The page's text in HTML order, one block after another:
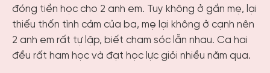
đóng tiền học cho 2 anh em. Tuy không ở gần mẹ, lại
thiếu thốn tình cảm của ba, mẹ lại không ở cạnh nên
2 anh em rất tự lập, biết cham sóc lẫn nhau. Ca hai
đều rất ham học và đạt học lực giỏi nhiều năm qua.